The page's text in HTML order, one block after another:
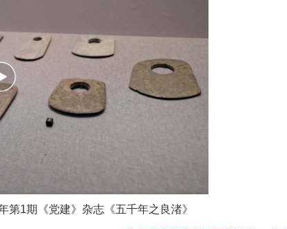
1期《党建》杂志《五千年之良渚》
千行百业